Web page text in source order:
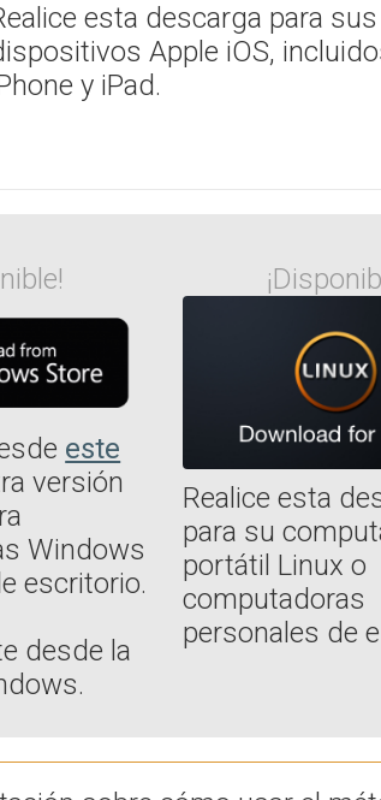
esta descarga para sus
Apple iOS,
y iPad.
este
versión
Windows
escritorio.
desde la
Realice esta
para su
portátil Linux o
computadoras
personales de